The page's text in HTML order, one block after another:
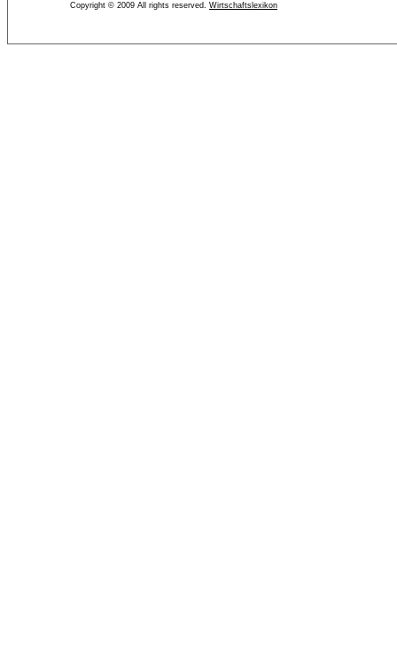
Copyright © 2009 All rights reserved. Wirtschaftslexikon